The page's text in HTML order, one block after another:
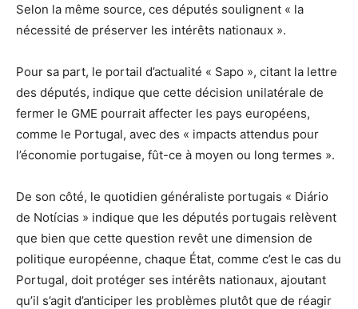
Selon la même source, ces députés soulignent « la
nécessité de préserver les intérêts nationaux ».
Pour sa part, le portail d’actualité « Sapo », citant la lettre
des députés, indique que cette décision unilatérale de
fermer le GME pourrait affecter les pays européens,
comme le Portugal, avec des « impacts attendus pour
l’économie portugaise, fût-ce à moyen ou long termes ».
De son côté, le quotidien généraliste portugais « Diário
de Notícias » indique que les députés portugais relèvent
que bien que cette question revêt une dimension de
politique européenne, chaque État, comme c’est le cas du
Portugal, doit protéger ses intérêts nationaux, ajoutant
qu’il s’agit d’anticiper les problèmes plutôt que de réagir